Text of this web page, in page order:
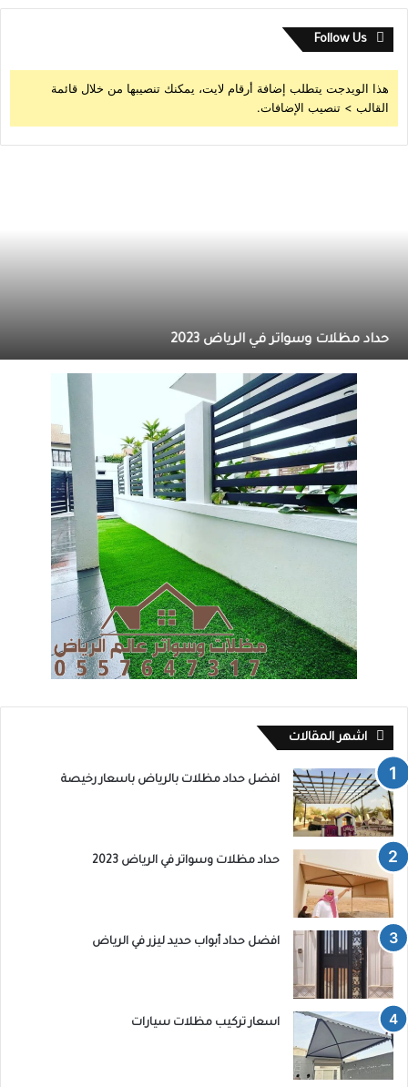
Follow Us
هذا الويدجت يتطلب إضافة أرقام لايت، يمكنك تنصيبها من خلال قائمة
القالب > تنصيب الإضافات.
حداد مظلات وسواتر في الرياض 2023
اشهر المقالات
افضل حداد مظلات بالرياض باسعار رخيصة
حداد مظلات وسواتر في الرياض 2023
افضل حداد أبواب حديد ليزر في الرياض
اسعار تركيب مظلات سيارات